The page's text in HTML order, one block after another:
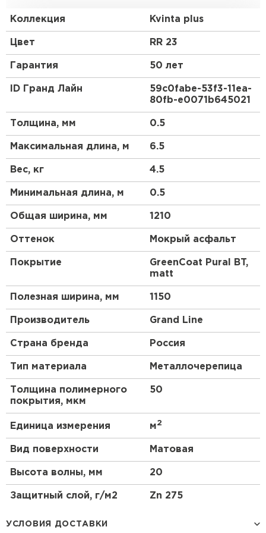
домиками.
Преимущества:
Геометрия волны и высота ступеньки 30 мм
повторяют профиль натуральной черепицы.
3D рез, повторяющий геометрию волны.
Коллекция Kvinta plus
Цвет RR 23
Гарантия 50 лет
ID Гранд Лайн
59c0fabe-53f3-11ea-
80fb-e0071b645021
Толщина, мм 0.5
Максимальная длина, м 6.5
Вес, кг 4.5
Минимальная длина, м 0.5
Общая ширина, мм 1210
Оттенок Мокрый асфальт
Покрытие
GreenCoat Pural BT,
matt
Полезная ширина, мм 1150
Производитель Grand Line
Страна бренда Россия
Тип материала Металлочерепица
Толщина полимерного
покрытия, мкм
50
Единица измерения м2
Вид поверхности Матовая
Высота волны, мм 20
Защитный слой, г/м2 Zn 275
УСЛОВИЯ ДОСТАВКИ